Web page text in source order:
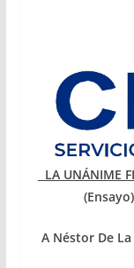
LA UNÁNIME
(Ensayo)
A Néstor De